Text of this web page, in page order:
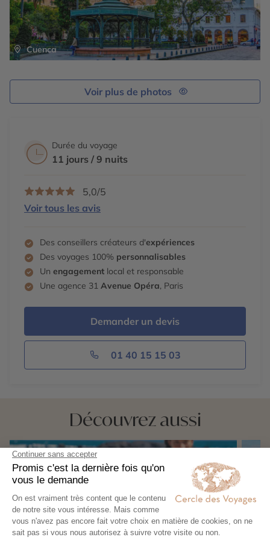
Cuenca
Voir plus de photos
Durée du voyage
11 jours / 9 nuits
5,0/5
Voir tous les avis
Des conseillers créateurs d'expériences
Des voyages 100% personnalisables
Un engagement local et responsable
Une agence 31 Avenue Opéra, Paris
Demander un devis
01 40 15 15 03
Découvrez aussi